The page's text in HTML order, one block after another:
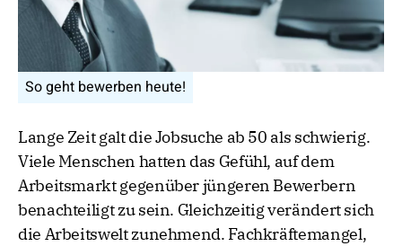
So geht bewerben heute!
Lange Zeit galt die Jobsuche ab 50 als schwierig.
Viele Menschen hatten das Gefühl, auf dem
Arbeitsmarkt gegenüber jüngeren Bewerbern
benachteiligt zu sein. Gleichzeitig verändert sich
die Arbeitswelt zunehmend. Fachkräftemangel,